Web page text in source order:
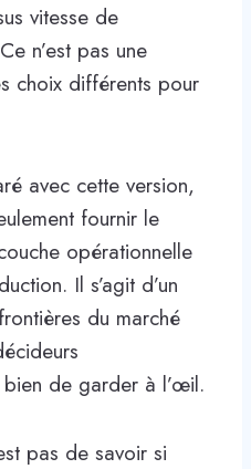
vitesse de
n’est pas une
choix différents pour
avec cette version,
fournir le
opérationnelle
Il s’agit d’un
du marché
de garder à l’œil.
pas de savoir si